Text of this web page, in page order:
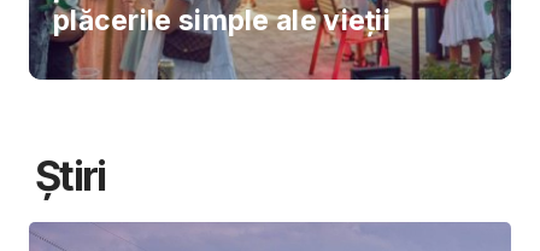
plăcerile simple ale vieții
Știri